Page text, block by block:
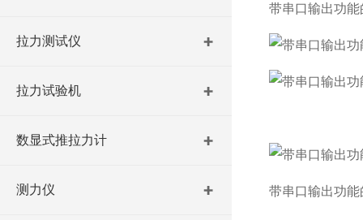
拉力测试仪
拉力试验机
数显式推拉力计
测力仪
带串口输出功
带串口输出功